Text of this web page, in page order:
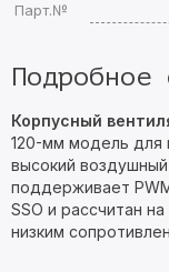
Парт.№
Подробное
Корпусный
120-мм модель для
высокий
поддерживает
SSO и рассчитан
низким